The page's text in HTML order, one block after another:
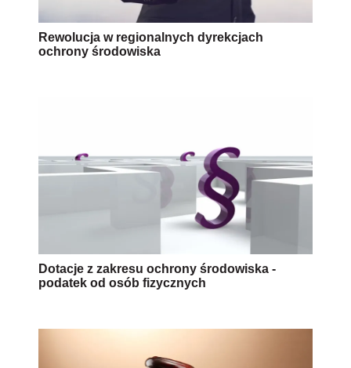
Rewolucja w regionalnych dyrekcjach
ochrony środowiska
Dotacje z zakresu ochrony środowiska -
podatek od osób fizycznych